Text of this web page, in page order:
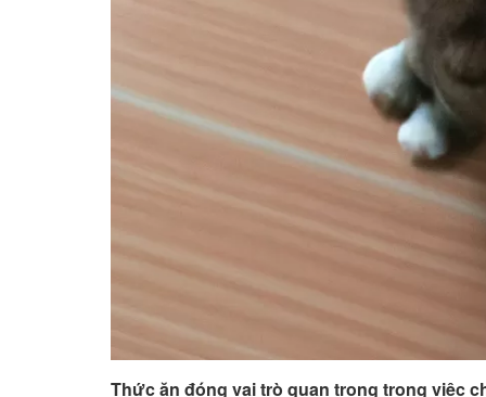
Thức ăn đóng vai trò quan trọng trong việc